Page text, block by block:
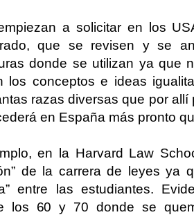
a solicitar en los
que se revisen y se
donde se utilizan ya que
los conceptos e ideas
razas diversas que por
en España más pronto
en la Harvard Law
de la carrera de leyes ya
entre las estudiantes.
los 60 y 70 donde se